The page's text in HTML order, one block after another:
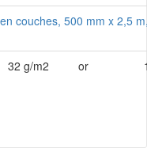
couches, 500 mm x 2,5
32 g/m2 or